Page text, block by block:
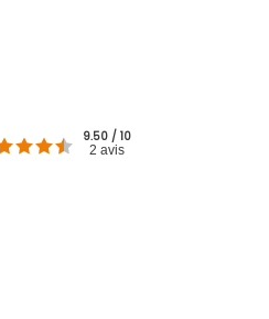
9.50 / 10
2 avis